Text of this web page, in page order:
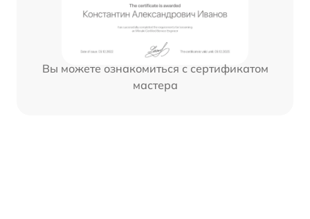
Вы можете ознакомиться с сертификатом
мастера